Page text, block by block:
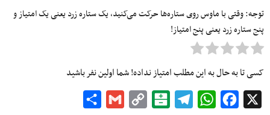
توجه: وقتی با ماوس روی ستاره‌ها حرکت می‌کنید، یک ستاره زرد یعنی یک امتیاز و
پنج ستاره زرد یعنی پنج امتیاز!
کسی تا به حال به این مطلب امتیاز نداده! شما اولین نفر باشید
Facebook
WhatsApp
Telegram
Balatarin
Copy
Gmail